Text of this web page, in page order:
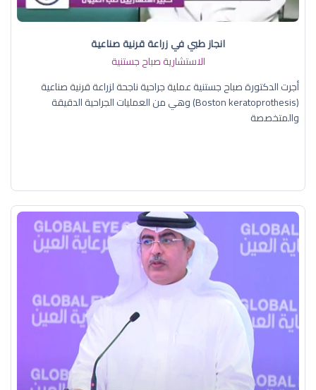
انجاز طبي في زراعة قرنية صناعية
الاستشارية صباح جستنية
أجرت الدكتورة صباح جستنية عملية جراحية ناجحة لزراعة قرنية صناعية
(Boston keratoprothesis) وهي من العمليات الجراحية الدقيقة
والمتخصصة